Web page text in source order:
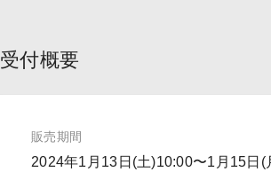
受付概要
販売期間
2024年1月13日(土)10:00〜1月15